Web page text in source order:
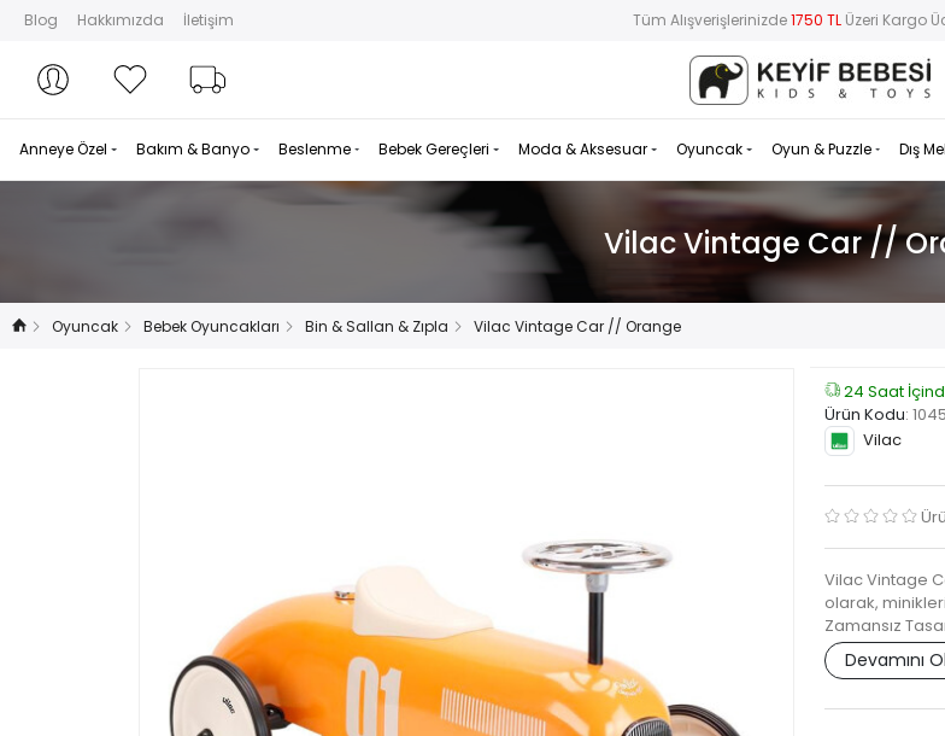
Blog Hakkımızda İletişim Tüm Alışverişlerinizde1750 TL Üzeri Kargo
Hesabım
Hesabım Favorilerim
Anneye Özel Bakım & Banyo Beslenme Bebek Gereçleri Moda & Aksesuar Oyuncak Oyun & Puzzle Dış
Vilac Vintage Car //
Oyuncak Bebek Oyuncakları Bin & Sallan & Zıpla Vilac Vintage Car // Orange
24 Saat
Ürün Kodu: 1045
Vilac
Vilac Vintage
olarak,
Zamansız
Devamını